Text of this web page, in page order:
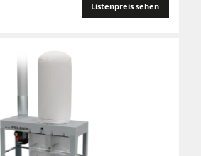
Listenpreis sehen